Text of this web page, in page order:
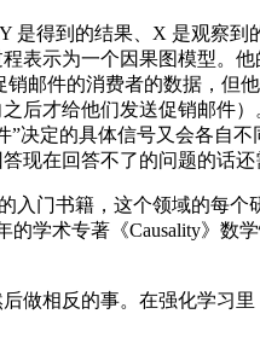
到的结果、X 是观察到
表示为一个因果图模型。
邮件的消费者的数据，
后才给他们发送促销邮件
”决定的具体信号又会各
现在回答不了的问题的话还
门书籍，这个领域的每
的学术专著《Causality》
相反的事。在强化学习